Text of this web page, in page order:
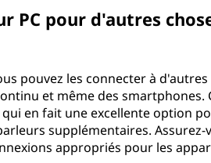
PC pour d'autres
pouvez les connecter à
et même des
en fait une excellente option
supplémentaires.
appropriés pour les